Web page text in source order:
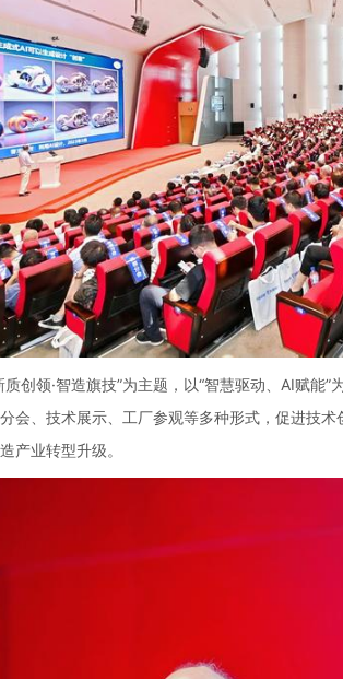
创领·智造旗技”为主题，以“智慧驱动、 AI赋能”
会、技术展示、工厂参观等多种形式，促进技
产业转型升级。